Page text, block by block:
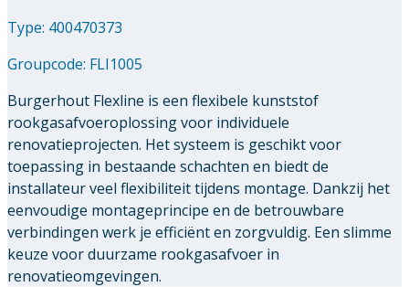
Type: 400470373
Groupcode: FLI1005
Burgerhout Flexline is een flexibele kunststof
rookgasafvoeroplossing voor individuele
renovatieprojecten. Het systeem is geschikt voor
toepassing in bestaande schachten en biedt de
installateur veel flexibiliteit tijdens montage. Dankzij het
eenvoudige montageprincipe en de betrouwbare
verbindingen werk je efficiënt en zorgvuldig. Een slimme
keuze voor duurzame rookgasafvoer in
renovatieomgevingen.